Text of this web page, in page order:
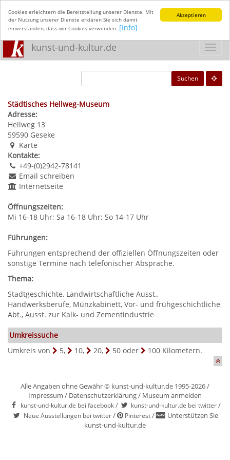
Akzeptieren
Cookies erleichtern die Bereitstellung unserer Dienste. Mit
der Nutzung unserer Dienste erklären Sie sich damit
einverstanden, dass wir Cookies verwenden. [Info]
kunst-und-kultur.de
Suchen
Städtisches Hellweg-Museum
Adresse:
Hellweg 13
59590 Geseke
Karte
Kontakte:
+49-(0)2942-78141
Email schreiben
Internetseite
Öffnungszeiten:
Mi 16-18 Uhr; Sa 16-18 Uhr; So 14-17 Uhr
Führungen:
Führungen entsprechend der offiziellen Öffnungszeiten oder
sonstige Termine nach telefonischer Absprache.
Thema:
Stadtgeschichte, Landwirtschaftliche Ausst.,
Handwerksberufe, Münzkabinett, Vor- und frühgeschichtliche
Abt., Ausst. zur Kalk- und Zementindustrie
Umkreissuche
Umkreis von
5, 10, 20, 50 oder 100 Kilometern.
Alle Angaben ohne Gewähr © kunst-und-kultur.de 1995-2026 /
Impressum / Datenschutzerklärung/ Museum anmelden
kunst-und-kultur.de bei facebook/ kunst-und-kultur.de bei twitter/
Neue Ausstellungen bei twitter/ Pinterest/
Unterstützen Sie
kunst-und-kultur.de